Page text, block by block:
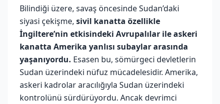
Bilindiği üzere, savaş öncesinde Sudan’daki
siyasi çekişme, sivil kanatta özellikle
İngiltere’nin etkisindeki Avrupalılar ile askeri
kanatta Amerika yanlısı subaylar arasında
yaşanıyordu. Esasen bu, sömürgeci devletlerin
Sudan üzerindeki nüfuz mücadelesidir. Amerika,
askeri kadrolar aracılığıyla Sudan üzerindeki
kontrolünü sürdürüyordu. Ancak devrimci